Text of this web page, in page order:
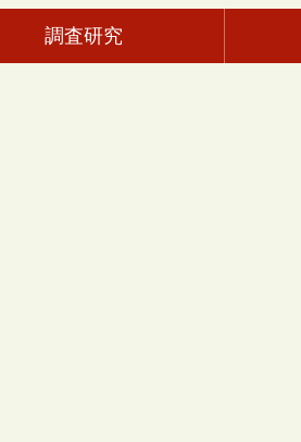
調査研究